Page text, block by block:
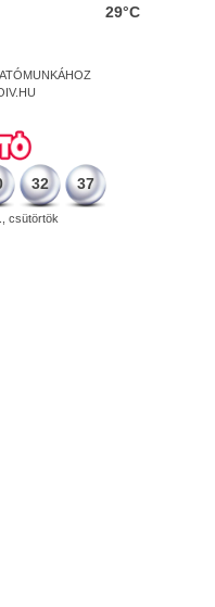
29°C
32 37
csütörtök